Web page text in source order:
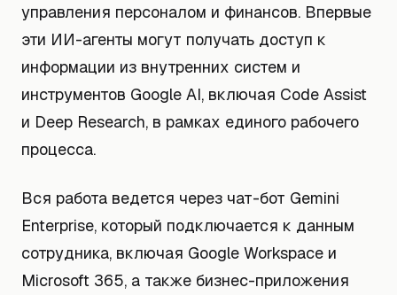
управления персоналом и финансов. Впервые
эти ИИ-агенты могут получать доступ к
информации из внутренних систем и
инструментов Google AI, включая Code Assist
и Deep Research, в рамках единого рабочего
процесса.
Вся работа ведется через чат-бот Gemini
Enterprise, который подключается к данным
сотрудника, включая Google Workspace и
Microsoft 365, а также бизнес-приложения